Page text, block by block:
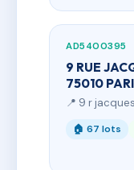
AD5400395
9 RUE
75010
📍 9 r
🏠 67 lots